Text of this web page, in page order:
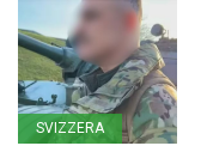
SVIZZERA